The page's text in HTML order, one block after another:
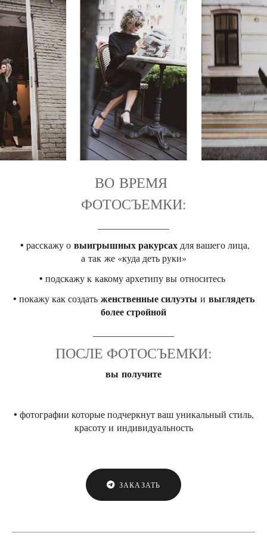
ВО ВРЕМЯ
ФОТОСЪЕМКИ:
• расскажу о выигрышных ракурсахдля вашего лица,
а так же «куда деть руки»
• подскажу к какому архетипу вы относитесь
• покажу как создать женственные силуэты и выглядеть
более стройной
ПОСЛЕ ФОТОСЪЕМКИ:
вы получите
• фотографии которые подчеркнут ваш уникальный стиль,
красоту и индивидуальность
ЗАКАЗАТЬ